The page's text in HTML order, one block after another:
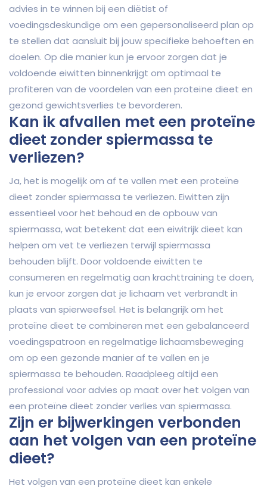
advies in te winnen bij een diëtist of
voedingsdeskundige om een gepersonaliseerd plan op
te stellen dat aansluit bij jouw specifieke behoeften en
doelen. Op die manier kun je ervoor zorgen dat je
voldoende eiwitten binnenkrijgt om optimaal te
profiteren van de voordelen van een proteïne dieet en
gezond gewichtsverlies te bevorderen.
Kan ik afvallen met een proteïne
dieet zonder spiermassa te
verliezen?
Ja, het is mogelijk om af te vallen met een proteïne
dieet zonder spiermassa te verliezen. Eiwitten zijn
essentieel voor het behoud en de opbouw van
spiermassa, wat betekent dat een eiwitrijk dieet kan
helpen om vet te verliezen terwijl spiermassa
behouden blijft. Door voldoende eiwitten te
consumeren en regelmatig aan krachttraining te doen,
kun je ervoor zorgen dat je lichaam vet verbrandt in
plaats van spierweefsel. Het is belangrijk om het
proteïne dieet te combineren met een gebalanceerd
voedingspatroon en regelmatige lichaamsbeweging
om op een gezonde manier af te vallen en je
spiermassa te behouden. Raadpleeg altijd een
professional voor advies op maat over het volgen van
een proteïne dieet zonder verlies van spiermassa.
Zijn er bijwerkingen verbonden
aan het volgen van een proteïne
dieet?
Het volgen van een proteïne dieet kan enkele